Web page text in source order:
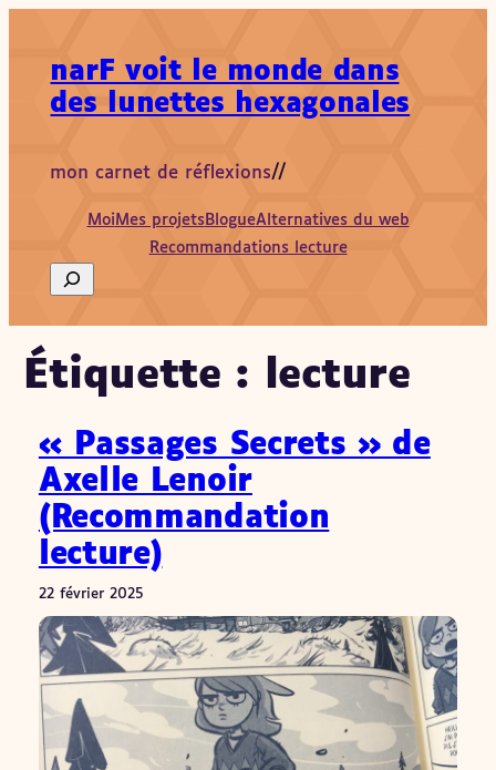
contenu
narF voit le monde dans
des lunettes hexagonales
mon carnet de réflexions//
MoiMes projetsBlogueAlternatives du web
Recommandations lecture
Search
Étiquette : lecture
« Passages Secrets » de
Axelle Lenoir
(Recommandation
lecture)
22 février 2025